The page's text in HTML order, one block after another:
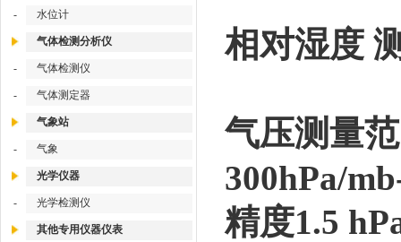
- 水位计
气体检测分析仪
- 气体检测仪
- 气体测定器
气象站
- 气象
光学仪器
- 光学检测仪
其他专用仪器仪表
相对湿度
气压测量
300hPa/
精度1.5